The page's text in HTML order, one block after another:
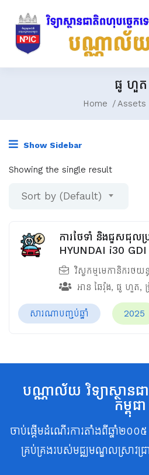
ផូ ហួត
Home Assets
Show Sidebar
Showing the single result
Sort by (Default)
ការថែទាំ និងជួសជុលប្រ
HYUNDAI i30 GDI
វិស្វកម្មមេកានិករថយន្ត
អាន ឆៃរ៉ុង, ផូ ហួត,
សារណាបញ្ចប់ឆ្នាំ 2025
បណ្ណាល័យ វិទ្យាស្ថាន
កម្ពុជា
ចាប់ផ្តើមដំណើរការតាំងពីឆ្នាំ២០០៥
គ្រប់គ្រងរបស់មជ្ឈមណ្ឌលស្រាវជ្រា